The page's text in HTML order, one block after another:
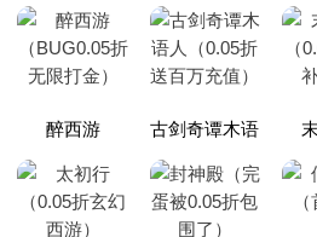
醉西游
（BUG0.05折
无限打金）
古剑奇谭木语
人（0.05折送
百万充值）
（